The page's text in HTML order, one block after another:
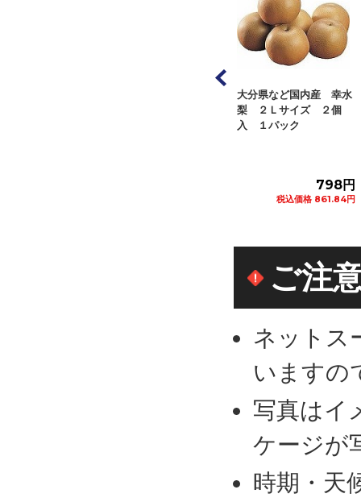
青森県など国内産 洋
梨 １個
198円
税込価格 213.84円
ご注
ネットス
いますの
写真はイ
ケージが
時期・天